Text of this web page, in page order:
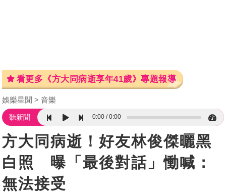
看更多《方大同病逝享年41歲》專題報導
娛樂星聞 音樂
聽新聞 0:00 0:00
方大同病逝！好友林俊傑曬黑
白照 曝「最後對話」慟喊：
無法接受